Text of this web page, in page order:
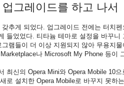
그레이드를 하고 나서
추게 되었다. 업그레이드 전에는 터치
들었었다. 티타늄 테마로 설정을 바꾸니
램들이 더 이상 지원되지 않아 무용지
나 Microsoft My Phone 등이
최신의 Opera Mini와 Opera Mobile 10
로 설치한 Opera Mobile로 바꾸지 못하